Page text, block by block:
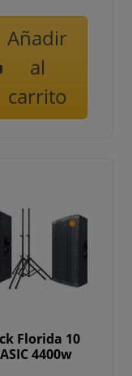
Añadir
al
carrito
Florida 10
4400w